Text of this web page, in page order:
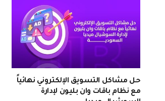
حل مشاكل التسويق الإلكتروني نهائياً
مع نظام باقات وان بليون لإدارة